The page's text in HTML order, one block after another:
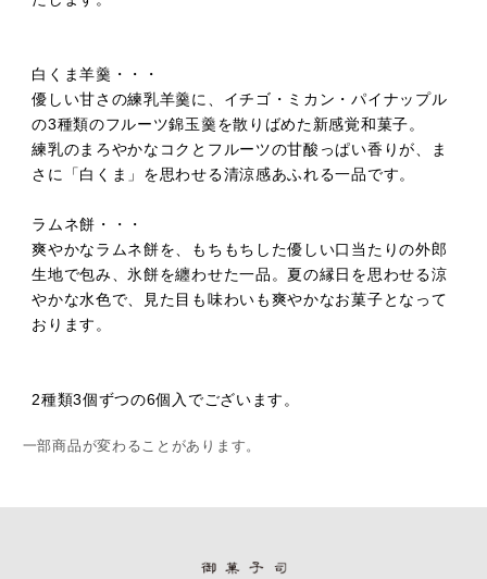
白くま羊羹・・・
優しい甘さの練乳羊羹に、イチゴ・ミカン・パイナップル
の3種類のフルーツ錦玉羹を散りばめた新感覚和菓子。
練乳のまろやかなコクとフルーツの甘酸っぱい香りが、ま
さに「白くま」を思わせる清涼感あふれる一品です。
ラムネ餅・・・
爽やかなラムネ餅を、もちもちした優しい口当たりの外郎
生地で包み、氷餅を纏わせた一品。夏の縁日を思わせる涼
やかな水色で、見た目も味わいも爽やかなお菓子となって
おります。
2種類3個ずつの6個入でございます。
一部商品が変わることがあります。